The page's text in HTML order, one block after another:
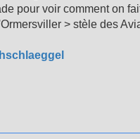
pour voir comment on
> stèle des